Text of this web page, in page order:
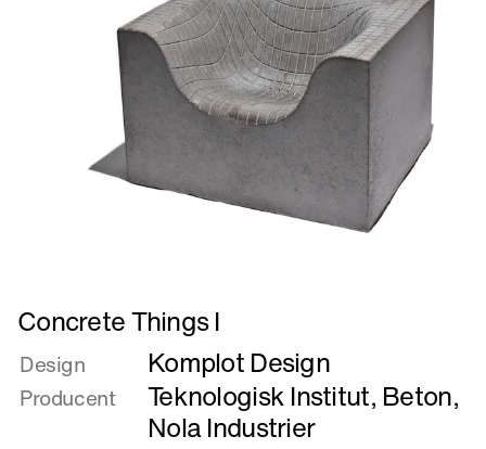
Læs
mere
om
Concrete
Things
Concrete Things I
Design Komplot Design
Producent Teknologisk Institut, Beton,
Nola Industrier